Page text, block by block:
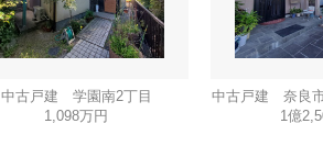
中古戸建 学園南2丁目
1,098万円
中古戸建 奈良
1億